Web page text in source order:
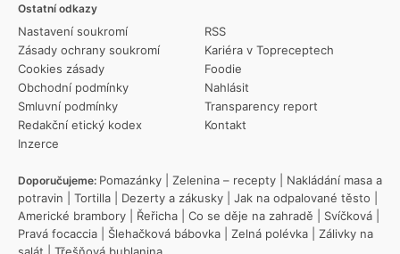
Ostatní odkazy
Nastavení soukromí
Zásady ochrany soukromí
Cookies zásady
Obchodní podmínky
Smluvní podmínky
Redakční etický kodex
Inzerce
RSS
Kariéra v Topreceptech
Foodie
Nahlásit
Transparency report
Kontakt
Doporučujeme: Pomazánky Zelenina – recepty
Nakládání masa a
potravin
Tortilla Dezerty a zákusky Jak na odpalované těsto
Americké brambory
Řeřicha Co se děje na zahradě Svíčková
Pravá focaccia
Šlehačková bábovka Zelná polévka
Zálivky na